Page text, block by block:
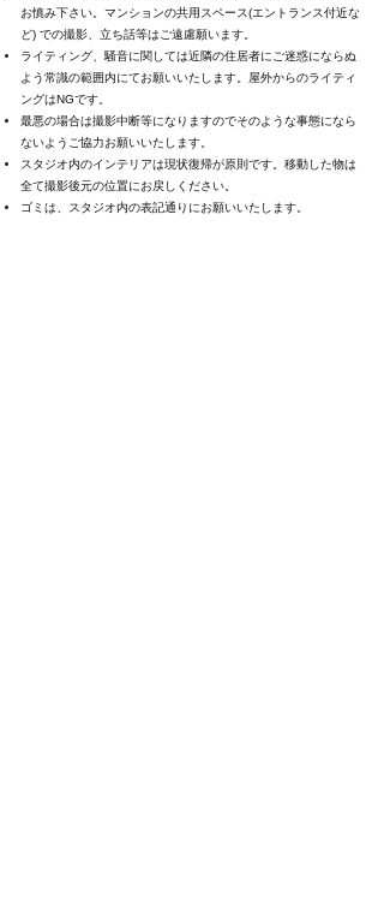
お慎み下さい。 マンションの共用スペース(エントランス付近な
ど) での撮影、立ち話等はご遠慮願います。
ライティング、騒音に関しては近隣の住居者にご迷惑にならぬ
よう常識の範囲内にてお願いいたします。 屋外からのライティ
ングはNGです。
最悪の場合は撮影中断等になりますのでそのような事態になら
ないようご協力お願いいたします。
スタジオ内のインテリアは現状復帰が原則です。移動した物は
全て撮影後元の位置にお戻しください。
ゴミは、スタジオ内の表記通りにお願いいたします。